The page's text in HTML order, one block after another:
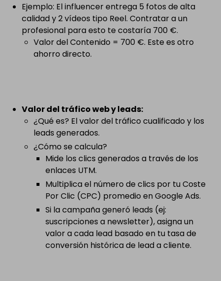
Ejemplo: El influencer entrega 5 fotos de alta
calidad y 2 vídeos tipo Reel. Contratar a un
profesional para esto te costaría 700 €.
Valor del Contenido = 700 €. Este es otro
ahorro directo.
Valor del tráfico web y leads:
¿Qué es? El valor del tráfico cualificado y los
leads generados.
¿Cómo se calcula?
Mide los clics generados a través de los
enlaces UTM.
Multiplica el número de clics por tu Coste
Por Clic (CPC) promedio en Google Ads.
Si la campaña generó leads (ej:
suscripciones a newsletter), asigna un
valor a cada lead basado en tu tasa de
conversión histórica de lead a cliente.